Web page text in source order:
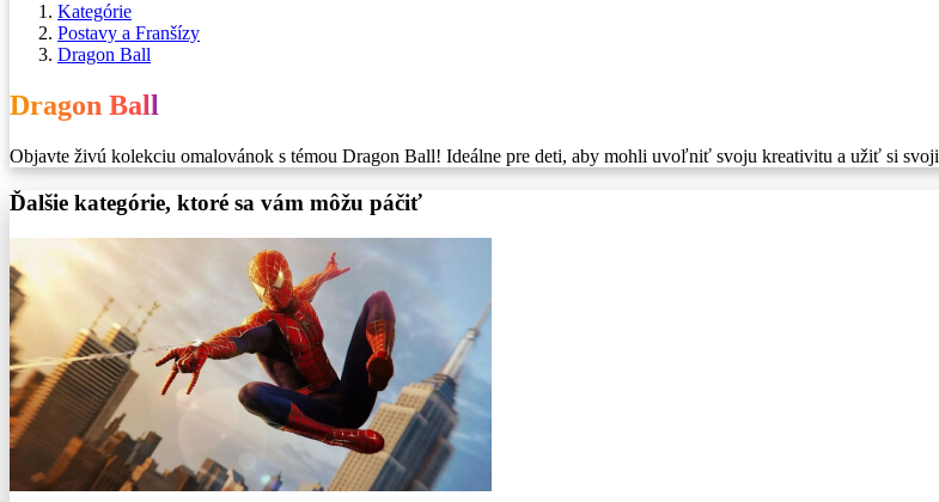
Kategórie
Postavy a Franšízy
Dragon Ball
Dragon Ball
Objavte živú kolekciu omalovánok s témou Dragon Ball! Ideálne pre deti, aby mohli uvoľniť svoju kreativitu a užiť si
Ďalšie kategórie, ktoré sa vám môžu páčiť